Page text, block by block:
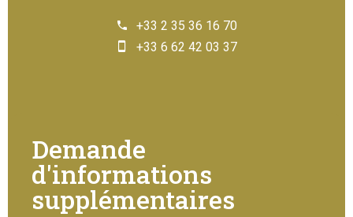
+33 2 35 36 16 70
+33 6 62 42 03 37
Demande
d'informations
supplémentaires